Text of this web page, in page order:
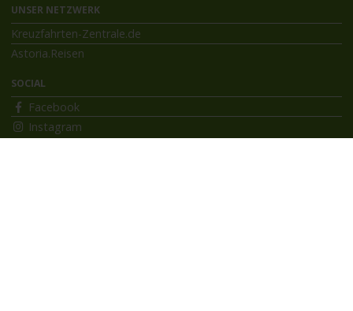
UNSER NETZWERK
Kreuzfahrten-Zentrale.de
Astoria.Reisen
SOCIAL
Facebook
Instagram